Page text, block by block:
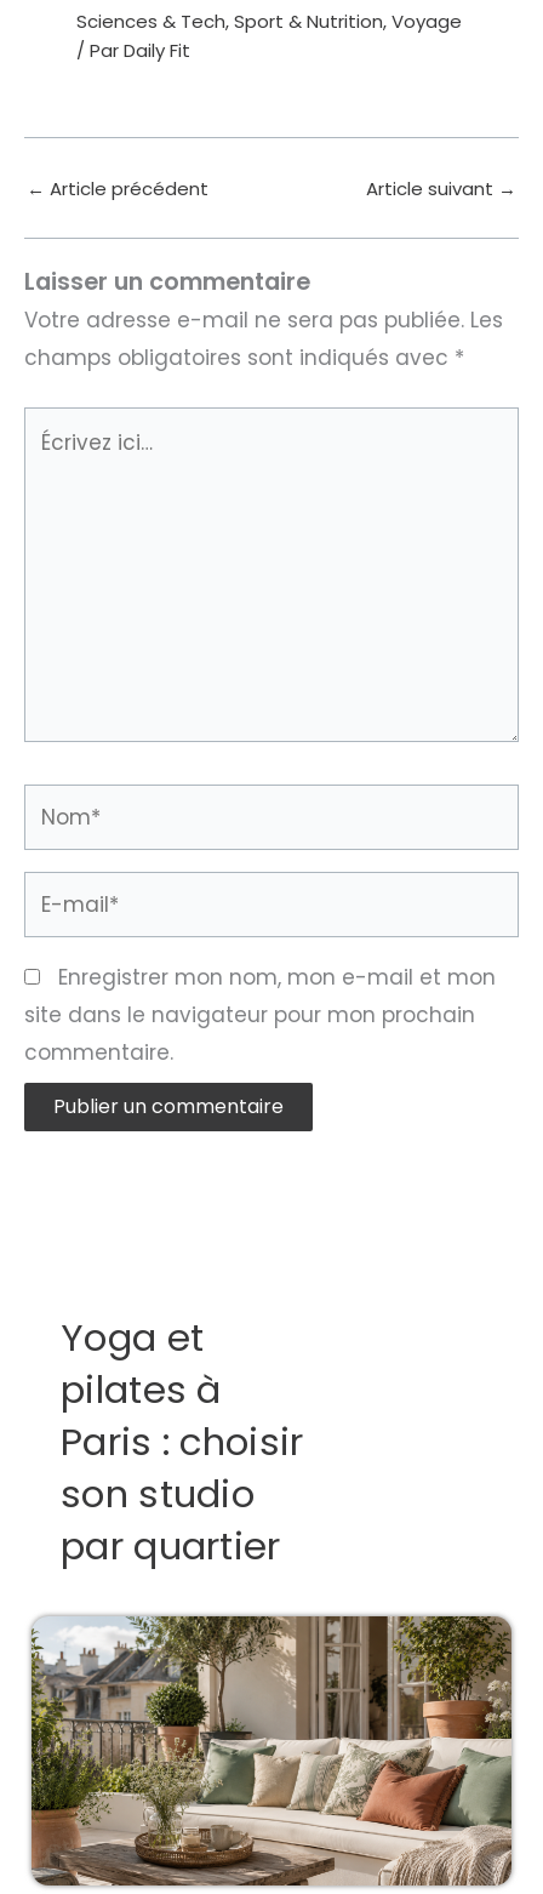
Sciences & Tech,Sport & Nutrition,Voyage
/ ParDaily Fit
← Article précédent Article suivant →
Laisser un commentaire
Votre adresse e-mail ne sera pas publiée. Les
champs obligatoires sont indiqués avec *
Écrivez
Nom*
E-
Enregistrer mon nom, mon e-mail et mon
site dans le navigateur pour mon prochain
commentaire.
Yoga et
pilates à
Paris : choisir
son studio
par quartier